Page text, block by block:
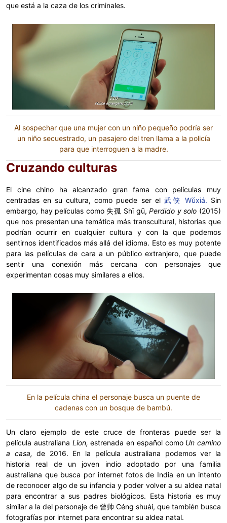
que está a la caza de los criminales.
Al sospechar que una mujer con un niño pequeño podría ser
un niño secuestrado, un pasajero del tren llama a la policía
para que interroguen a la madre.
Cruzando culturas
El cine chino ha alcanzado gran fama con películas muy
centradas en su cultura, como puede ser el 武侠 Wǔxiá. Sin
embargo, hay películas como 失孤 Shī gū,Perdido y solo (2015)
que nos presentan una temática más transcultural, historias que
podrían ocurrir en cualquier cultura y con la que podemos
sentirnos identificados más allá del idioma. Esto es muy potente
para las películas de cara a un público extranjero, que puede
sentir una conexión más cercana con personajes que
experimentan cosas muy similares a ellos.
En la película china el personaje busca un puente de
cadenas con un bosque de bambú.
Un claro ejemplo de este cruce de fronteras puede ser la
película australiana Lion,estrenada en español como Un camino
a casa,de 2016. En la película australiana podemos ver la
historia real de un joven indio adoptado por una familia
australiana que busca por internet fotos de India en un intento
de reconocer algo de su infancia y poder volver a su aldea natal
para encontrar a sus padres biológicos. Esta historia es muy
similar a la del personaje de 曾帅 Céng shuài, que también busca
fotografías por internet para encontrar su aldea natal.